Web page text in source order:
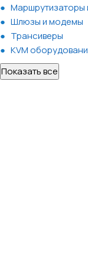
Маршрутизаторы
Шлюзы и модемы
Трансиверы
KVM
Показать все